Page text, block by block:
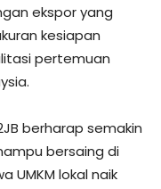
ekspor yang
kesiapan
pertemuan
berharap semakin
bersaing di
UMKM lokal naik